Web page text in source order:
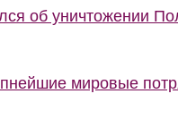
об уничтожении
мировые